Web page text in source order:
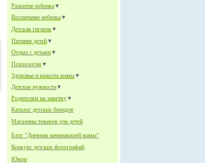
Развитие ребенка▼
Воспитание ребенка▼
Детская гигиена▼
Питание детей▼
Отдых с детьми▼
Психология ▼
Здоровье и красота мамы▼
Детские нужности▼
Родителям на заметку▼
Каталог детских брендов
Магазины товаров для детей
Блог "Дневник начинающей мамы"
Конкурс детских фотографий
Юмор